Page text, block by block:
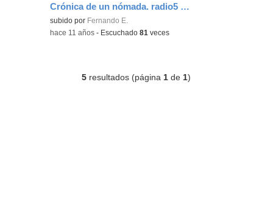
Crónica de un nómada. radio5 30XI2015
subido por Fernando E.
-hace 11 años - Escuchado81 veces
5 resultados (página 1 de 1)